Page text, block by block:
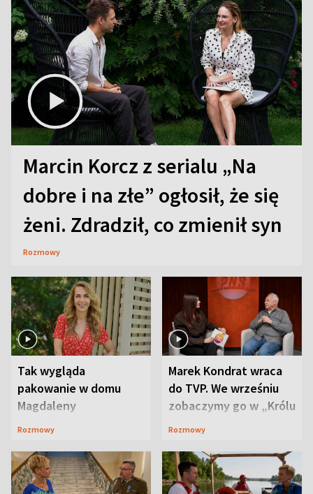
Marcin Korcz z serialu „Na
dobre i na złe” ogłosił, że się
żeni. Zdradził, co zmienił syn
Rozmowy
Tak wygląda
pakowanie w domu
Magdaleny
Waligórskiej-Lisieckiej.
Rozmowy
Marek Kondrat wraca
do TVP. We wrześniu
zobaczymy go w „Królu
Maciusiu I”
Rozmowy